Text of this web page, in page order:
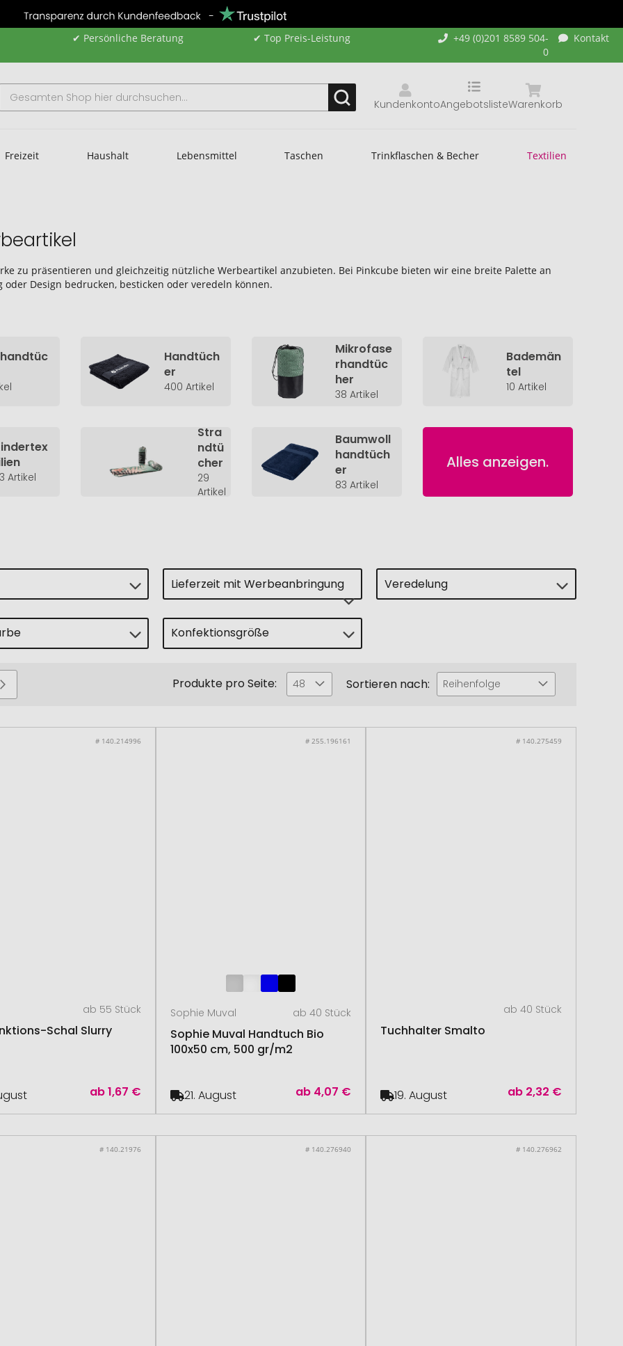
✔ Persönliche Beratung ✔ Top Preis-Leistung
+49 (0)201 8589 504-
0
Kontakt
Kundenkonto Warenkorb
Angebotsliste
Freizeit Haushalt Lebensmittel Taschen Trinkflaschen & Becher Textilien
zu präsentieren und gleichzeitig nützliche Werbeartikel anzubieten. Bei Pinkcube bieten wir eine breite Palette an
Design bedrucken, besticken oder veredeln können.
Handtüch
er
400 Artikel
Mikrofase
rhandtüc
her
38 Artikel
Bademän
tel
10 Artikel
Artikel
Stra
ndtü
cher
29
Artikel
Baumwoll
handtüch
er
83 Artikel
Alles anzeigen.
Lieferzeit mit Werbeanbringung Veredelung
Konfektionsgröße
Produkte pro Seite: 48 Sortieren nach: Reihenfolge
# 140.214996
ab 55 Stück
Schal Slurry
ab1,67 €
# 255.196161
Sophie Muval ab 40 Stück
Sophie Muval Handtuch Bio
100x50 cm, 500 gr/m2
ab 4,07 €
21. August
# 140.275459
ab 40 Stück
Tuchhalter Smalto
ab 2,32 €
19. August
# 140.21976 # 140.276940 # 140.276962